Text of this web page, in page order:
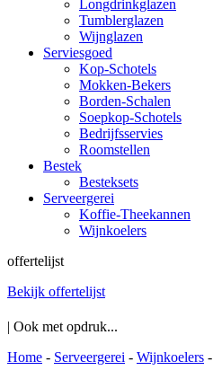
Longdrinkglazen
Tumblerglazen
Wijnglazen
Serviesgoed
Kop-Schotels
Mokken-Bekers
Borden-Schalen
Soepkop-Schotels
Bedrijfsservies
Roomstellen
Bestek
Besteksets
Serveergerei
Koffie-Theekannen
Wijnkoelers
offertelijst
Bekijk offertelijst
| Ook met opdruk...
Home - Serveergerei - Wijnkoelers -